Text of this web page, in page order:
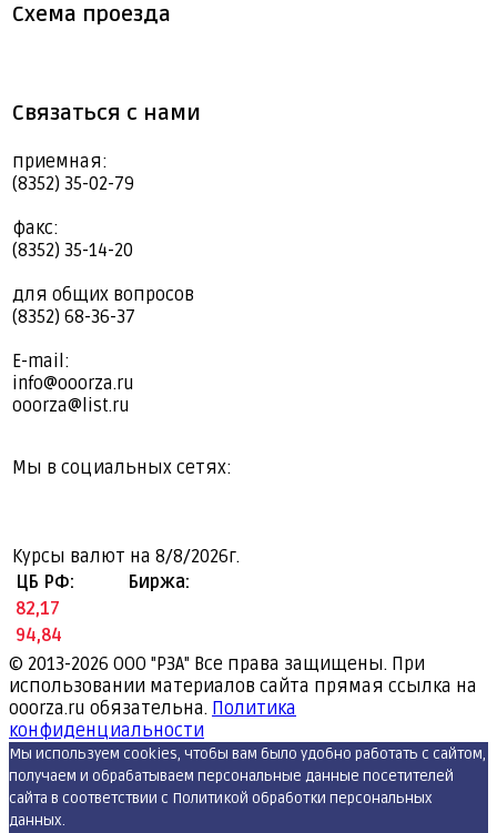
Схема проезда
Связаться с нами
приемная:
(8352) 35-02-79
факс:
(8352) 35-14-20
для общих вопросов
(8352) 68-36-37
E-mail:
info@ooorza.ru
ooorza@list.ru
Мы в социальных сетях:
Курсы валют на 8/8/2026г.
ЦБ РФ:
Биржа:
82,17
94,84
© 2013-2026 ООО "РЗА" Все права защищены. При
использовании материалов сайта прямая ссылка на
ooorza.ru обязательна. Политика
конфиденциальности
Мы используем cookies, чтобы вам было удобно работать с сайтом,
получаем и обрабатываем персональные данные посетителей
сайта в соответствии с Политикой обработки персональных
данных.